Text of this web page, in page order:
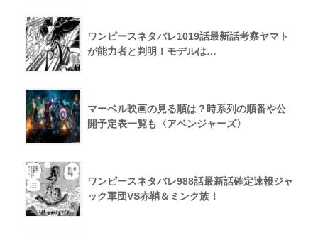
ワンピースネタバレ1019話最新話考察ヤマト
が能力者と判明！モデルは…
マーベル映画の見る順は？時系列の順番や公
開予定表一覧も〈アベンジャーズ〉
ワンピースネタバレ988話最新話確定速報ジャ
ック軍団VS赤鞘＆ミンク族！